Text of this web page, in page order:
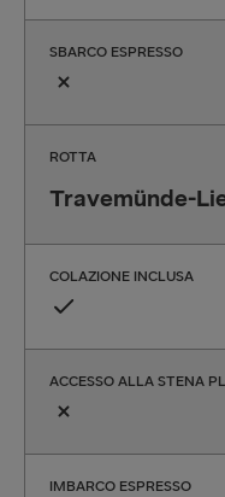
SBARCO ESPRESSO
ROTTA
Travemünde-
COLAZIONE INCLUSA
ACCESSO ALLA STENA
IMBARCO ESPRESSO